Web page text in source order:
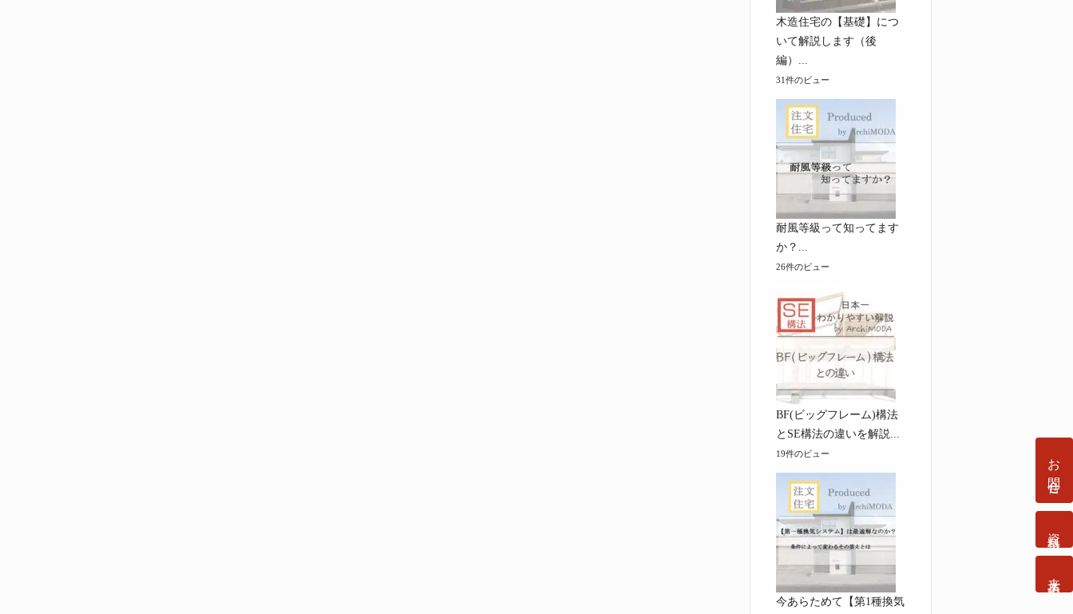
お問合せ
木造住宅の【基礎】につ
いて解説します（後
編）...
31件のビュー
耐風等級って知ってます
か？...
26件のビュー
BF(ビッグフレーム)構法
とSE構法の違いを解説...
19件のビュー
今あらためて【第1種換気